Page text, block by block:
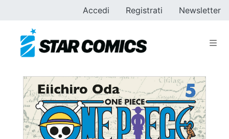
Accedi Registrati Newsletter